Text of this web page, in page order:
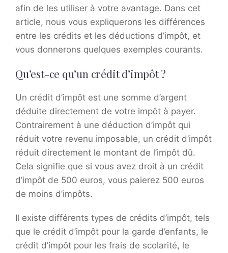
afin de les utiliser à votre avantage. Dans cet
article, nous vous expliquerons les différences
entre les crédits et les déductions d’impôt, et
vous donnerons quelques exemples courants.
Qu’est-ce qu’un crédit d’impôt ?
Un crédit d’impôt est une somme d’argent
déduite directement de votre impôt à payer.
Contrairement à une déduction d’impôt qui
réduit votre revenu imposable, un crédit d’impôt
réduit directement le montant de l’impôt dû.
Cela signifie que si vous avez droit à un crédit
d’impôt de 500 euros, vous paierez 500 euros
de moins d’impôts.
Il existe différents types de crédits d’impôt, tels
que le crédit d’impôt pour la garde d’enfants, le
crédit d’impôt pour les frais de scolarité, le